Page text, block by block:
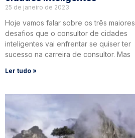
25 de janeiro de 2023
Hoje vamos falar sobre os três maiores
desafios que o consultor de cidades
inteligentes vai enfrentar se quiser ter
sucesso na carreira de consultor. Mas
Ler tudo »